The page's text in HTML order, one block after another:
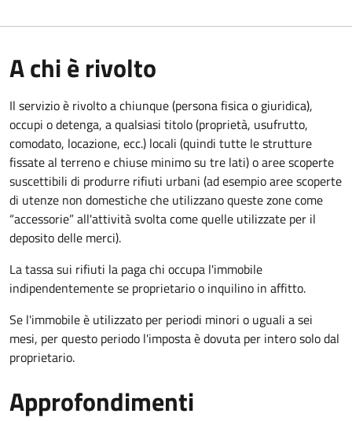
A chi è rivolto
Il servizio è rivolto a chiunque (persona fisica o giuridica),
occupi o detenga, a qualsiasi titolo (proprietà, usufrutto,
comodato, locazione, ecc.) locali (quindi tutte le strutture
fissate al terreno e chiuse minimo su tre lati) o aree scoperte
suscettibili di produrre rifiuti urbani (ad esempio aree scoperte
di utenze non domestiche che utilizzano queste zone come
“accessorie” all'attività svolta come quelle utilizzate per il
deposito delle merci).
La tassa sui rifiuti la paga chi occupa l'immobile
indipendentemente se proprietario o inquilino in affitto.
Se l'immobile è utilizzato per periodi minori o uguali a sei
mesi, per questo periodo l'imposta è dovuta per intero solo dal
proprietario.
Approfondimenti